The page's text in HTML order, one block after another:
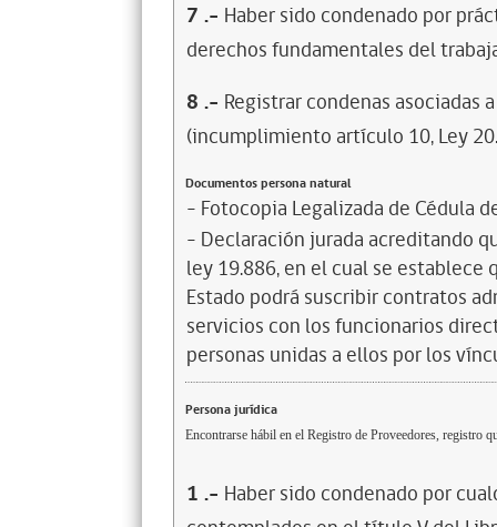
7 .- Haber sido condenado por
derechos fundamentales del
8 .- Registrar condenas asociadas
(incumplimiento artículo 10, Ley
Documentos persona natural
- Fotocopia Legalizada de Cédula
- Declaración jurada acreditando
ley 19.886, en el cual se
Estado podrá suscribir contratos
servicios con los funcionarios
personas unidas a ellos por los
Persona jurídica
Encontrarse hábil en el Registro de Proveedores, registro
1 .- Haber sido condenado por